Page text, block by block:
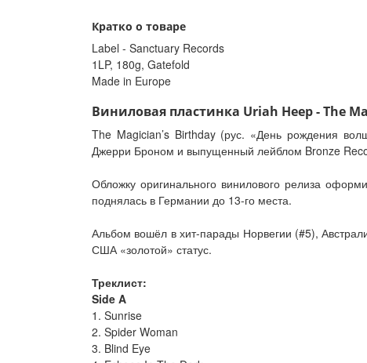
Кратко о товаре
Label - Sanctuary Records
1LP, 180g, Gatefold
Made in Europe
Виниловая пластинка Uriah Heep - The
The Magician’s Birthday (рус. «День рождения
Джерри Броном и выпущенный лейблом Bronze
Обложку оригинального винилового релиза
поднялась в Германии до 13-го места.
Альбом вошёл в хит-парады Норвегии (#5),
США «золотой» статус.
Треклист:
Side A
1. Sunrise
2. Spider Woman
3. Blind Eye